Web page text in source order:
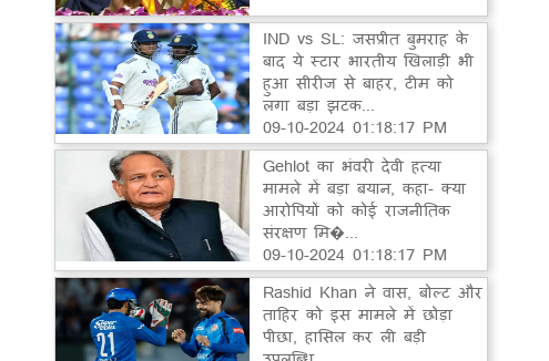
IND vs SL: जसप्रीत बुमराह के
बाद ये स्टार भारतीय खिलाड़ी भी
हुआ सीरीज से बाहर, टीम को
लगा बड़ा झटक...
09-10-2024 01:18:17 PM
Gehlot का भंवरी देवी हत्या
मामले में बड़ा बयान, कहा- क्या
आरोपियों को कोई राजनीतिक
संरक्षण मि�...
09-10-2024 01:18:17 PM
Rashid Khan ने वास, बोल्ट और
ताहिर को इस मामले में छोड़ा
पीछा, हासिल कर ली बड़ी